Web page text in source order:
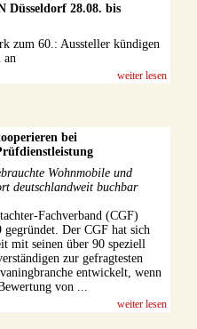
Düsseldorf 28.08. bis
zum 60.: Aussteller kündigen
an
weiter lesen
bei
Wohnmobile und
deutschlandweit buchbar
Fachverband (CGF)
Der CGF hat sich
mit seinen über 90 speziell
zur gefragtesten
entwickelt, wenn
von ...
weiter lesen